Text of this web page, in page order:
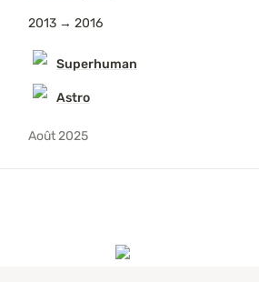
2013 → 2016
Superhuman
Astro
Août 2025